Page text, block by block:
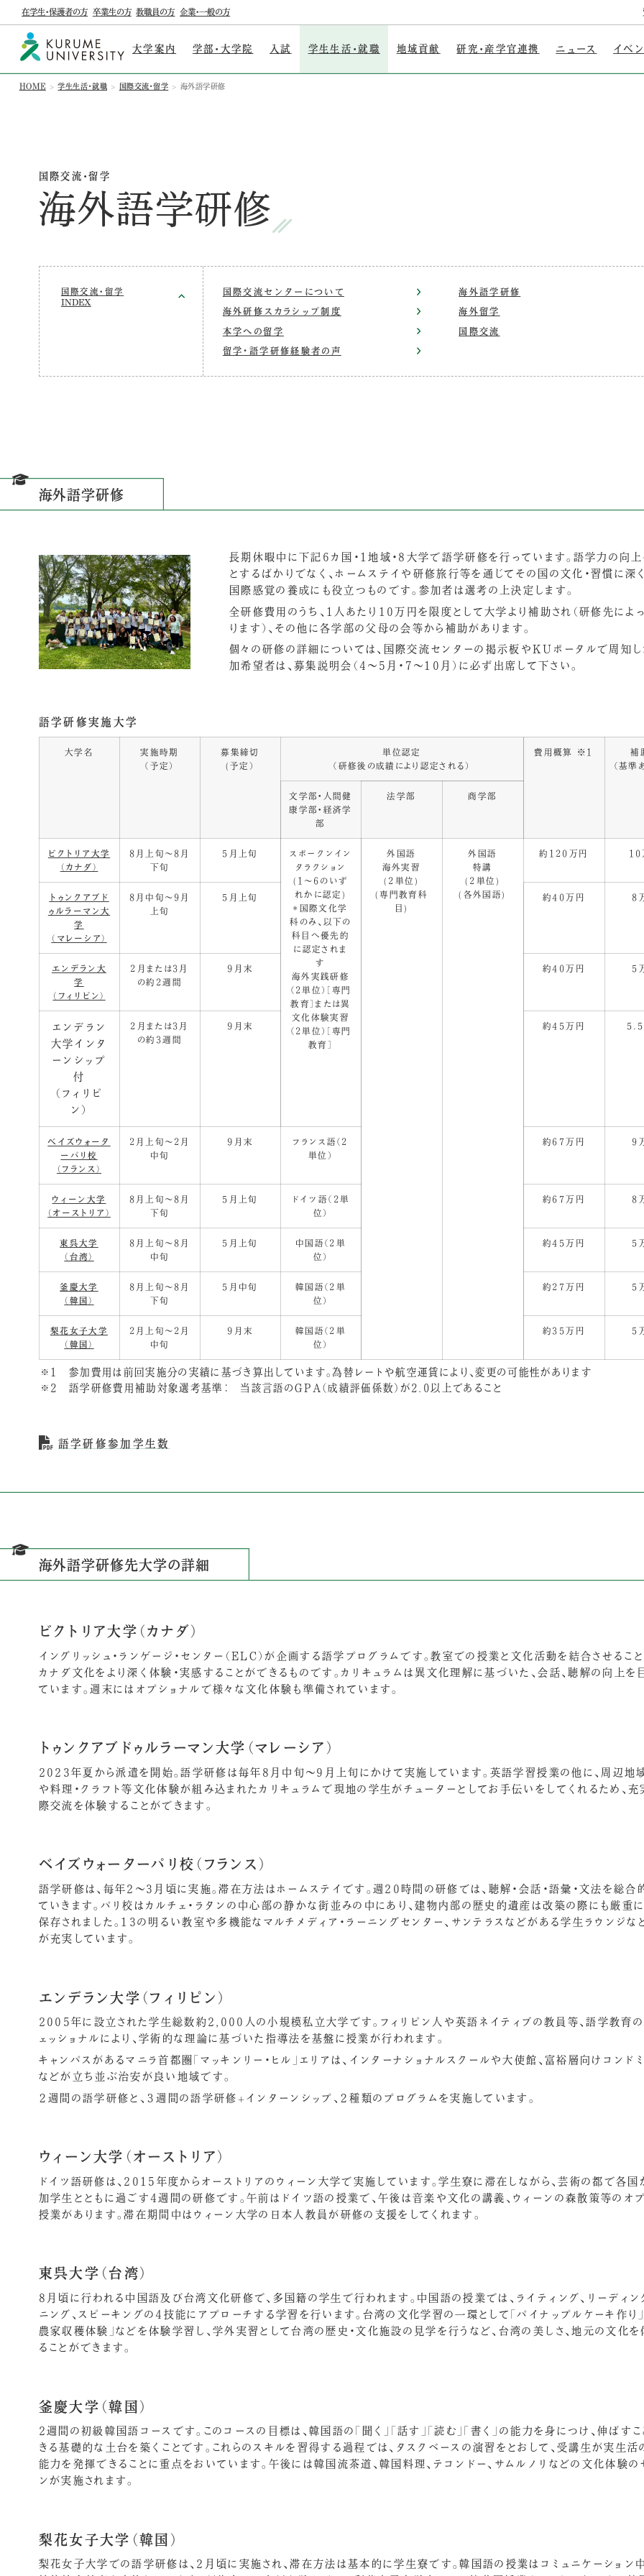
在学生・保護者の方 卒業生の方 教職員の方 企業・一般の方
大学案内 学部・大学院 入試 学生生活・就職 地域貢献 研究・産学官連携 ニュース イベ
HOME 学生生活・就職 国際交流・留学 海外語学研修
国際交流・留学
海外語学研修
国際交流・留学
INDEX
国際交流センターについて 海外語学研修
海外研修スカラシップ制度 海外留学
本学への留学 国際交流
留学・語学研修経験者の声
海外語学研修
長期休暇中に下記6カ国・1地域・8大学で語学研修を行っています。語学力の向
とするばかりでなく、ホームステイや研修旅行等を通じてその国の文化・習慣に深
国際感覚の養成にも役立つものです。参加者は選考の上決定します。
全研修費用のうち、1人あたり10万円を限度として大学より補助され（研修先によ
ります）、その他に各学部の父母の会等から補助があります。
個々の研修の詳細については、国際交流センターの掲示板やKUポータルで周知し
加希望者は、募集説明会（4～5月・7～10月）に必ず出席して下さい。
語学研修実施大学
大学名
実施時期
（予定）
募集締切
(予定）
単位認定
（研修後の成績により認定される）
費用概算 ※1
補
（基準
文学部・人間健
康学部・経済学
部
法学部 商学部
ビクトリア大学
（カナダ）
8月上旬～8月
下旬
5月上旬
スポークンイン
タラクション
(1〜6のいず
れかに認定)
＊国際文化学
科のみ、以下の
科目へ優先的
に認定されま
す
海外実践研修
（2単位）［専門
教育］または異
文化体験実習
（2単位）［専門
教育］
外国語
海外実習
(2単位)
(専門教育科
目)
外国語
特講
(2単位)
(各外国語)
約120万円 10
トゥンクアブド
ゥルラーマン大
学
（マレーシア）
8月中旬～9月
上旬
5月上旬 約40万円 8
エンデラン大
学
（フィリピン）
2月または3月
の約2週間
９月末 約40万円 5
エンデラン
大学インタ
ーンシップ
付
（フィリピ
ン）
2月または3月
の約3週間
９月末 約45万円 5.5
ベイズウォータ
ーパリ校
（フランス）
2月上旬～2月
中旬
９月末
フランス語（2
単位）
約67万円 9
ウィーン大学
（オーストリア）
8月上旬～8月
下旬
5月上旬
ドイツ語（2単
位）
約67万円 8
東呉大学
（台湾）
8月上旬～8月
中旬
5月上旬
中国語（2単
位）
約45万円 5
釜慶大学
（韓国）
8月上旬～8月
下旬
5月中旬
韓国語（2単
位）
約27万円 5
梨花女子大学
（韓国）
2月上旬～2月
中旬
９月末
韓国語（2単
位）
約35万円 5
1 参加費用は前回実施分の実績に基づき算出しています。為替レートや航空運賃により、変更の可能性があります
2 語学研修費用補助対象選考基準： 当該言語のGPA（成績評価係数）が2.0以上であること
語学研修参加学生数
海外語学研修先大学の詳細
ビクトリア大学（カナダ）
イングリッシュ・ランゲージ・センター（ELC）が企画する語学プログラムです。教室での授業と文化活動を結合させること
カナダ文化をより深く体験・実感することができるものです。カリキュラムは異文化理解に基づいた、会話、聴解の向上を
ています。週末にはオプショナルで様々な文化体験も準備されています。
トゥンクアブドゥルラーマン大学（マレーシア）
2023年夏から派遣を開始。語学研修は毎年8月中旬～9月上旬にかけて実施しています。英語学習授業の他に、周辺地
や料理・クラフト等文化体験が組み込まれたカリキュラムで現地の学生がチューターとしてお手伝いをしてくれるため、充
際交流を体験することができます。
ベイズウォーターパリ校（フランス）
語学研修は、毎年2～3月頃に実施。滞在方法はホームステイです。週20時間の研修では、聴解・会話・語彙・文法を総合
ていきます。パリ校はカルチェ・ラタンの中心部の静かな街並みの中にあり、建物内部の歴史的遺産は改築の際にも厳重
保存されました。13の明るい教室や多機能なマルチメディア・ラーニングセンター、サンテラスなどがある学生ラウンジな
が充実しています。
エンデラン大学（フィリピン）
2005年に設立された学生総数約2,000人の小規模私立大学です。フィリピン人や英語ネイティブの教員等、語学教育
ェッショナルにより、学術的な理論に基づいた指導法を基盤に授業が行われます。
キャンパスがあるマニラ首都圏「マッキンリー・ヒル」エリアは、インターナショナルスクールや大使館、富裕層向けコンド
などが立ち並ぶ治安が良い地域です。
２週間の語学研修と、３週間の語学研修+インターンシップ、２種類のプログラムを実施しています。
ウィーン大学（オーストリア）
ドイツ語研修は、2015年度からオーストリアのウィーン大学で実施しています。学生寮に滞在しながら、芸術の都で各国
加学生とともに過ごす4週間の研修です。午前はドイツ語の授業で、午後は音楽や文化の講義、ウィーンの森散策等のオ
授業があります。滞在期間中はウィーン大学の日本人教員が研修の支援をしてくれます。
東呉大学（台湾）
8月頃に行われる中国語及び台湾文化研修で、多国籍の学生で行われます。中国語の授業では、ライティング、リーディン
ニング、スピーキングの4技能にアプローチする学習を行います。台湾の文化学習の一環として「パイナップルケーキ作り
農家収穫体験」などを体験学習し、学外実習として台湾の歴史・文化施設の見学を行うなど、台湾の美しさ、地元の文化
ることができます。
釜慶大学（韓国）
2週間の初級韓国語コースです。このコースの目標は、韓国語の「聞く」「話す」「読む」「書く」の能力を身につけ、伸ばす
きる基礎的な土台を築くことです。これらのスキルを習得する過程では、タスクベースの演習をとおして、受講生が実生
能力を発揮できることに重点をおいています。午後には韓国流茶道、韓国料理、テコンドー、サムルノリなどの文化体験の
ンが実施されます。
梨花女子大学（韓国）
梨花女子大学での語学研修は、2月頃に実施され、滞在方法は基本的に学生寮です。韓国語の授業はコミュニケーション